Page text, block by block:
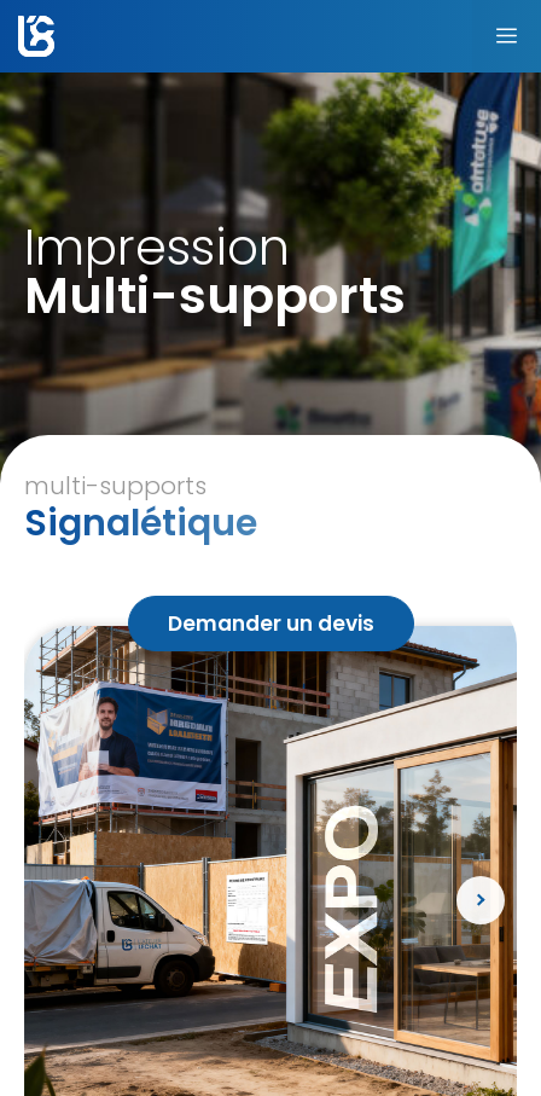
Aller
contenu
Impression
Multi-supports
multi-supports
Signalétique
Demander un devis